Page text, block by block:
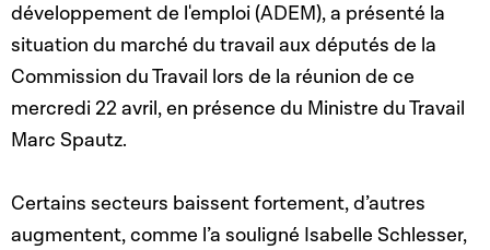
développement de l'emploi (ADEM), a présenté la
situation du marché du travail aux députés de la
Commission du Travail lors de la réunion de ce
mercredi 22 avril,en présence du Ministre du Travail
Marc Spautz.
Certains secteurs baissent fortement, d’autres
augmentent,comme l’a souligné Isabelle Schlesser,